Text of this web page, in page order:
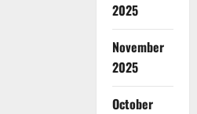
2025
November
2025
October